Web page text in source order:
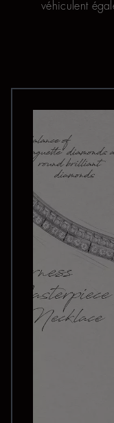
véhiculent